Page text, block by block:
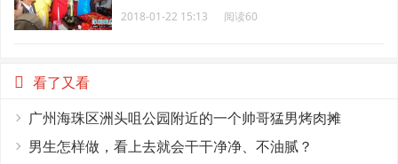
2018-01-22 15:13 阅读60
看了又看
广州海珠区洲头咀公园附近的一个帅哥猛男烤肉摊
男生怎样做，看上去就会干干净净、不油腻？